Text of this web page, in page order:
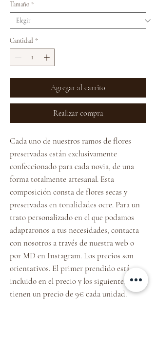
oferta
Tamaño *
Cantidad *
Agregar al carrito
Realizar compra
Cada uno de nuestros ramos de flores
preservadas están exclusivamente
confeccionado para cada novia, de una
forma totalmente artesanal. Esta
composición consta de flores secas y
preservadas en tonalidades ocre. Para un
trato personalizado en el que podamos
adaptaronos a tus necesidades, contacta
con nosotros a través de nuestra web o
por MD en Instagram. Los precios son
orientativos. El primer prendido está
incluido en el precio y los siguientes
tienen un precio de 9€ cada unidad.